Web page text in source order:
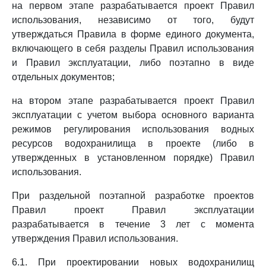
на первом этапе разрабатывается проект Правил
использования, независимо от того, будут
утверждаться Правила в форме единого документа,
включающего в себя разделы Правил использования
и Правил эксплуатации, либо поэтапно в виде
отдельных документов;
на втором этапе разрабатывается проект Правил
эксплуатации с учетом выбора основного варианта
режимов регулирования использования водных
ресурсов водохранилища в проекте (либо в
утвержденных в установленном порядке) Правил
использования.
При раздельной поэтапной разработке проектов
Правил проект Правил эксплуатации
разрабатывается в течение 3 лет с момента
утверждения Правил использования.
6.1. При проектировании новых водохранилищ